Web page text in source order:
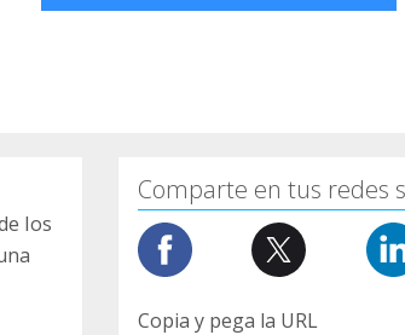
los
Comparte en tus redes
Copia y pega la URL